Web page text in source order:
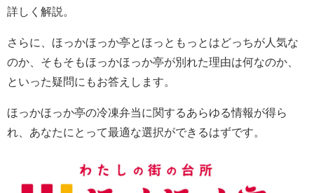
詳しく解説。
さらに、ほっかほっか亭とほっともっとはどっちが人気な
のか、そもそもほっかほっか亭が別れた理由は何なのか、
といった疑問にもお答えします。
ほっかほっか亭の冷凍弁当に関するあらゆる情報が得ら
れ、あなたにとって最適な選択ができるはずです。